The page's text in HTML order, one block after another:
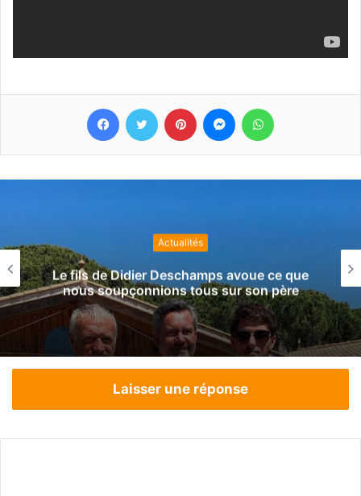
FacebookTwitter Pinterest Messenger
Actualités
Le fils de Didier Deschamps avoue ce que
nous soupçonnions tous sur son père
Laisser une réponse